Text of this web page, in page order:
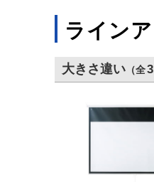
ライン
大きさ違い （全3